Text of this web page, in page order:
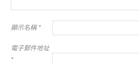
顯示名稱 *
電子郵件地址
*